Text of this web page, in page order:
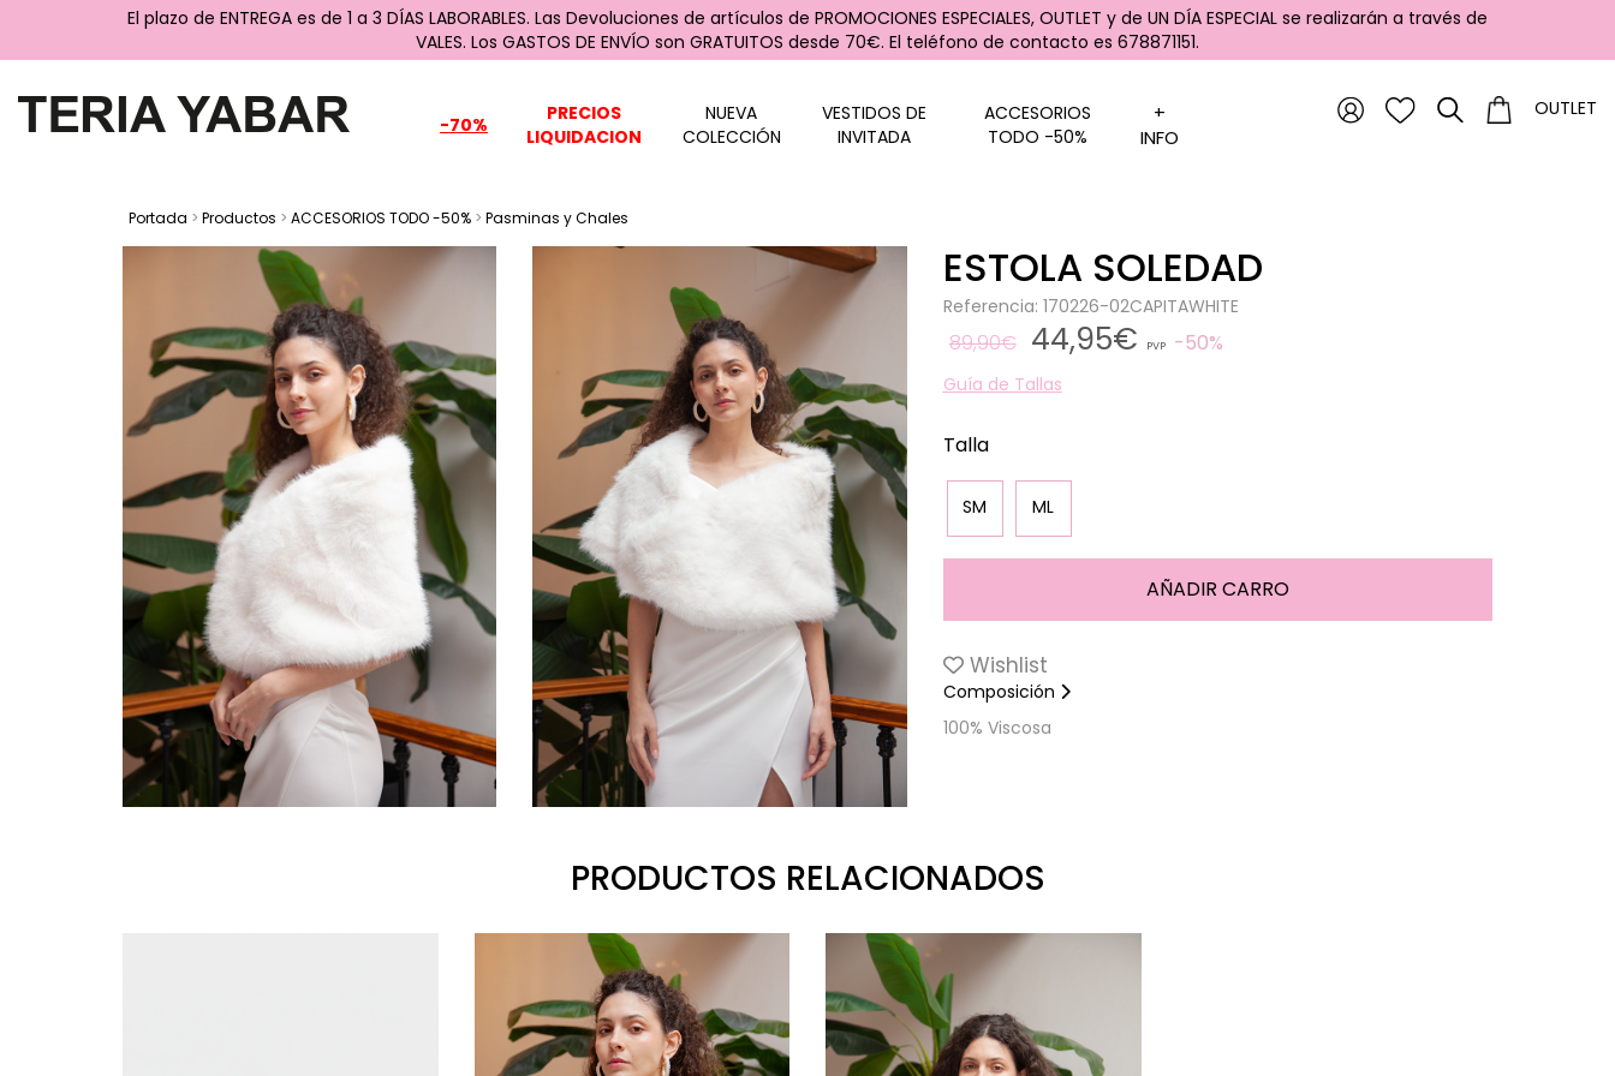
El plazo de ENTREGA es de 1 a 3 DÍAS LABORABLES. Las Devoluciones de artículos de PROMOCIONES ESPECIALES, OUTLET y de UN DÍA ESPECIAL se realizarán a través de
VALES. Los GASTOS DE ENVÍO son GRATUITOS desde 70€. El teléfono de contacto es 678871151.
OUTLET
-70%
PRECIOS
LIQUIDACION
NUEVA
COLECCIÓN
VESTIDOS DE
INVITADA
ACCESORIOS
TODO -50%
+
INFO
Portada > Productos > ACCESORIOS TODO -50% > Pasminas y Chales
ESTOLA SOLEDAD
Referencia: 170226-02CAPITAWHITE
89,90€ 44,95€ PVP 50%
Guía de Tallas
Talla
SM ML
Wishlist
Composición
100% Viscosa
PRODUCTOS RELACIONADOS